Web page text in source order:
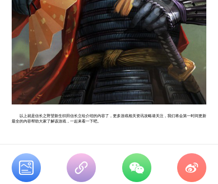
以上就是信长之野望新生织田信长立绘介绍的内容了，更多游戏相关资讯攻略请关注，我们将会第一时间更新
最全的内容帮助大家了解该游戏，一起来看一下吧。